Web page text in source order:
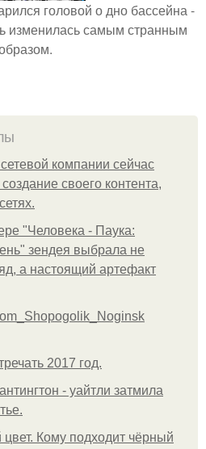
головой о дно бассейна -
изменилась самым странным
компании сейчас
своего контента,
"Человека - Паука:
зендея выбрала не
а настоящий артефакт
2017 год.
- уайтли затмила
Кому подходит чёрный